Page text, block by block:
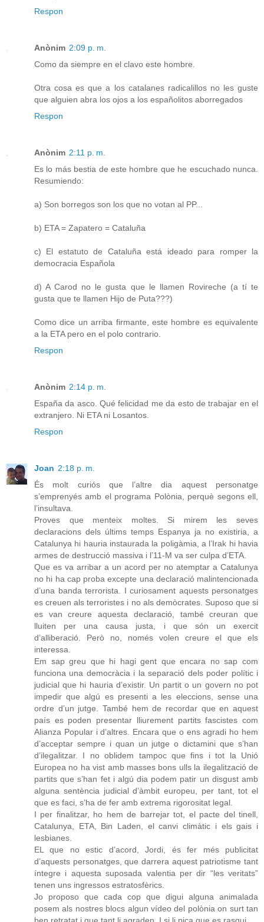
Respon
Anònim 2:09 p. m.
Como da siempre en el clavo este hombre.
Otra cosa es que a los catalanes radicalillos no les guste
que alguien abra los ojos a los españolitos aborregados
Respon
Anònim 2:11 p. m.
Es lo más bestia de este hombre que he escuchado nunca.
Resumiendo:
a) Son borregos son los que no votan al PP...
b) ETA = Zapatero = Cataluña
c) El estatuto de Cataluña está ideado para romper la
democracia Española
d) A Carod no le gusta que le llamen Rovireche (a tí te
gusta que te llamen Hijo de Puta???)
Como dice un arriba firmante, este hombre es equivalente
a la ETA pero en el polo contrario.
Respon
Anònim 2:14 p. m.
España da asco. Qué felicidad me da esto de trabajar en el
extranjero. Ni ETA ni Losantos.
Respon
Joan 2:18 p. m.
És molt curiós que l’altre dia aquest personatge
s’emprenyés amb el programa Polònia, perquè segons ell,
l’insultava.
Proves que menteix moltes. Si mirem les seves
declaracions dels últims temps Espanya ja no existiria, a
Catalunya hi hauria instaurada la poligàmia, a l’Irak hi havia
armes de destrucció massiva i l’11-M va ser culpa d’ETA.
Que es va arribar a un acord per no atemptar a Catalunya
no hi ha cap proba excepte una declaració malintencionada
d’una banda terrorista. I curiosament aquests personatges
es creuen als terroristes i no als demòcrates. Suposo que si
es van creure aquesta declaració, també creuran que
lluiten per una causa justa, i que són un exercit
d’alliberació. Però no, només volen creure el que els
interessa.
Em sap greu que hi hagi gent que encara no sap com
funciona una democràcia i la separació dels poder polític i
judicial que hi hauria d’existir. Un partit o un govern no pot
impedir que algú es presenti a les eleccions, sense una
ordre d’un jutge. També hem de recordar que en aquest
país es poden presentar lliurement partits fascistes com
Alianza Popular i d’altres. Encara que o ens agradi ho hem
d’acceptar sempre i quan un jutge o dictamini que s’han
d’ilegalitzar. I no oblidem tampoc que fins i tot la Unió
Europea no ha vist amb masses bons ulls la ilegalització de
partits que s’han fet i algú dia podem patir un disgust amb
alguna sentència judicial d’àmbit europeu, per tant, tot el
que es faci, s’ha de fer amb extrema rigorositat legal.
I per finalitzar, ho hem de barrejar tot, el pacte del tinell,
Catalunya, ETA, Bin Laden, el canvi climàtic i els gais i
lesbianes.
EL que no estic d’acord, Jordi, és fer més publicitat
d’aquests personatges, que darrera aquest patriotisme tant
íntegre i aquesta suposada valentia per dir “les veritats”
tenen uns ingressos estratosfèrics.
Jo proposo que cada cop que digui alguna animalada
posem als nostres blocs algun vídeo del polònia on surt tan
ben retratat i que tant li agraden. I si li pica que es rasqui.